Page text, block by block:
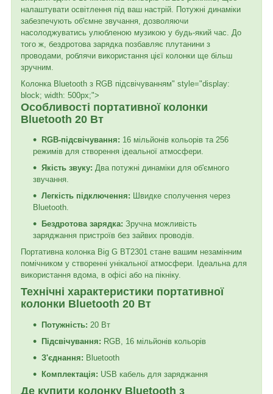
налаштувати освітлення під ваш настрій. Потужні динаміки
забезпечують об'ємне звучання, дозволяючи
насолоджуватись улюбленою музикою у будь-який час. До
того ж, бездротова зарядка позбавляє плутанини з
проводами, роблячи використання цієї колонки ще більш
зручним.
Колонка Bluetooth з RGB підсвічуванням" style="display:
block; width: 500px;">
Особливості портативної колонки
Bluetooth 20 Вт
RGB-підсвічування: 16 мільйонів кольорів та 256
режимів для створення ідеальної атмосфери.
Якість звуку: Два потужні динаміки для об'ємного
звучання.
Легкість підключення: Швидке сполучення через
Bluetooth.
Бездротова зарядка: Зручна можливість
заряджання пристроїв без зайвих проводів.
Портативна колонка Big G BT2301 стане вашим незамінним
помічником у створенні унікальної атмосфери. Ідеальна для
використання вдома, в офісі або на пікніку.
Технічні характеристики портативної
колонки Bluetooth 20 Вт
Потужність: 20 Вт
Підсвічування: RGB, 16 мільйонів кольорів
З'єднання: Bluetooth
Комплектація: USB кабель для заряджання
Де купити колонку Bluetooth з